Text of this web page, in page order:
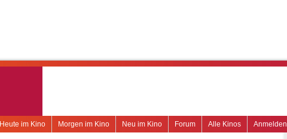
Anmelden
Alle Kinos
Forum
Neu im Kino
Morgen im Kino
Heute im Kino